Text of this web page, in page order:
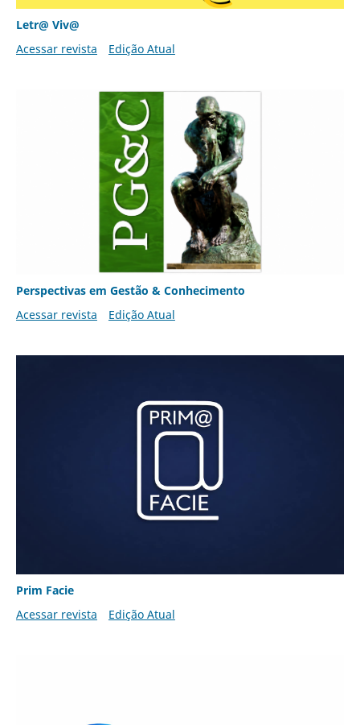
Letr@ Viv@
Acessar revista
Edição Atual
Perspectivas em Gestão & Conhecimento
Acessar revista
Edição Atual
Prim Facie
Acessar revista
Edição Atual